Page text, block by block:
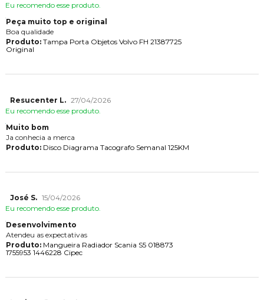
Eu recomendo esse produto.
Peça muito top e original
Boa qualidade
Produto:Tampa Porta Objetos Volvo FH 21387725
Original
Resucenter L. 27/04/2026
Eu recomendo esse produto.
Muito bom
Ja conhecia a merca
Produto:Disco Diagrama Tacografo Semanal 125KM
José S. 15/04/2026
Eu recomendo esse produto.
Desenvolvimento
Atendeu as expectativas
Produto:Mangueira Radiador Scania S5 018873
1755953 1446228 Cipec